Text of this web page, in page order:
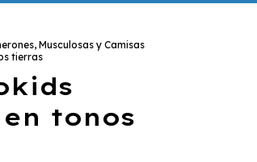
Musculosas y Camisas
tierras
tonos